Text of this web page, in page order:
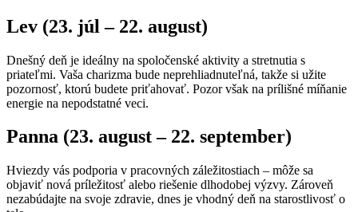
Lev (23. júl – 22. august)
Dnešný deň je ideálny na spoločenské aktivity a stretnutia s
priateľmi. Vaša charizma bude neprehliadnuteľná, takže si užite
pozornosť, ktorú budete priťahovať. Pozor však na prílišné míňanie
energie na nepodstatné veci.
Panna (23. august – 22. september)
Hviezdy vás podporia v pracovných záležitostiach – môže sa
objaviť nová príležitosť alebo riešenie dlhodobej výzvy. Zároveň
nezabúdajte na svoje zdravie, dnes je vhodný deň na starostlivosť o